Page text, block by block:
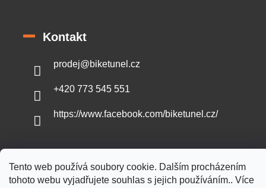
Tento web používá soubory cookie. Dalším procházením
tohoto webu vyjadřujete souhlas s jejich používáním.. Více
Kontakt
prodej@biketunel.cz
+420 773 545 551
https://www.facebook.com/biketunel.cz/
Vytvořil Shoptet